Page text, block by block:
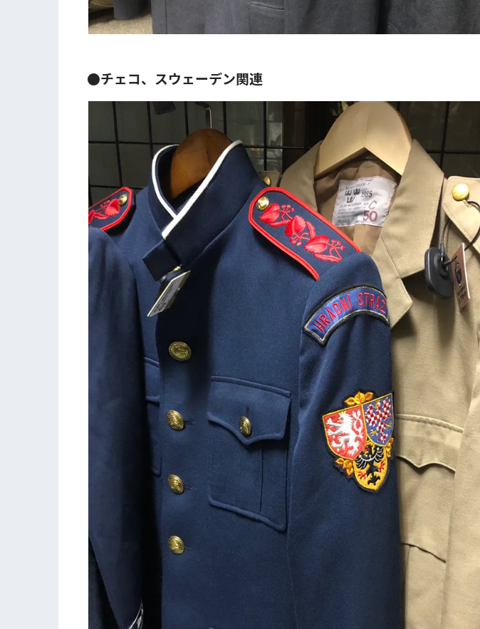
●チェコ、スウェーデン関連